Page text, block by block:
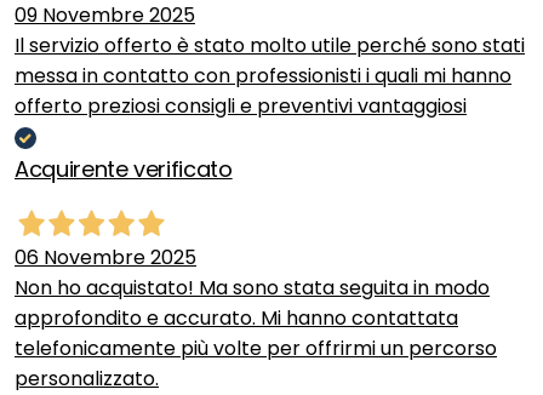
09 Novembre 2025
Il servizio offerto è stato molto utile perché sono stati
messa in contatto con professionisti i quali mi hanno
offerto preziosi consigli e preventivi vantaggiosi
Acquirente verificato
06 Novembre 2025
Non ho acquistato! Ma sono stata seguita in modo
approfondito e accurato. Mi hanno contattata
telefonicamente più volte per offrirmi un percorso
personalizzato.